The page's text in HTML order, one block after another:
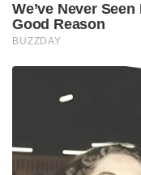
We’ve Never
Good Reason
BUZZDAY